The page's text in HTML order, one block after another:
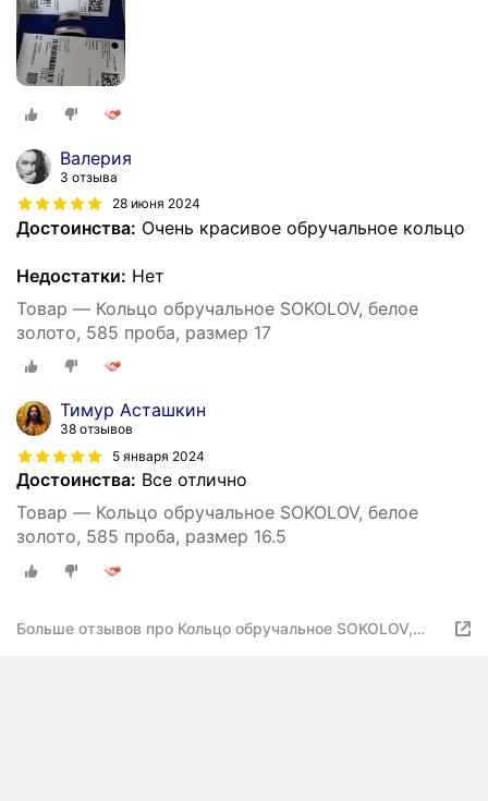
Валерия
3 отзыва
28 июня 2024
Достоинства: Очень красивое обручальное кольцо
Недостатки: Нет
Товар — Кольцо обручальное SOKOLOV, белое
золото, 585 проба, размер 17
Тимур Асташкин
38 отзывов
5 января 2024
Достоинства: Все отлично
Товар — Кольцо обручальное SOKOLOV, белое
золото, 585 проба, размер 16.5
Больше отзывов про Кольцо обручальное SOKOLOV,